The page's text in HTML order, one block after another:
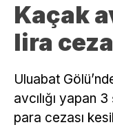
Kaçak
lira ceza
Uluabat
avcılığı yapan
para cezası